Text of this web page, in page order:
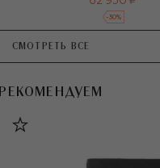
-30%
СМОТРЕТЬ ВСЕ
РЕКОМЕНДУЕМ